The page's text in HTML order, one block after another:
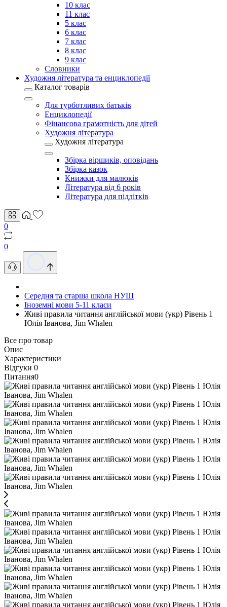
10 клас
11 клас
5 клас
6 клас
7 клас
8 клас
9 клас
Словники
Художня література та енциклопедії
Каталог товарів
Для турботливих батьків
Енциклопедії
Фінансова грамотність для дітей
Художня література
Художня література
Збірка віршиків, оповідань
Збірка казок
Книжки для малюків
Література від 6 років
Література для підлітків
0
0
Середня та старша школа НУШ
Іноземні мови 5-11 класи
Живі правила читання англійської мови (укр) Рівень 1
Юлія Іванова, Jim Whalen
Все про товар
Опис
Характеристики
Відгуки 0
Питання0